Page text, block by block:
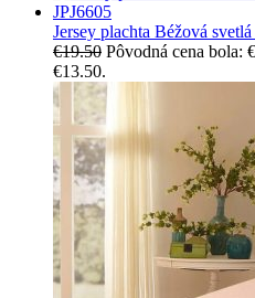
Jersey plachta Béžová
€19.50 Pôvodná cena bola:
€13.50.